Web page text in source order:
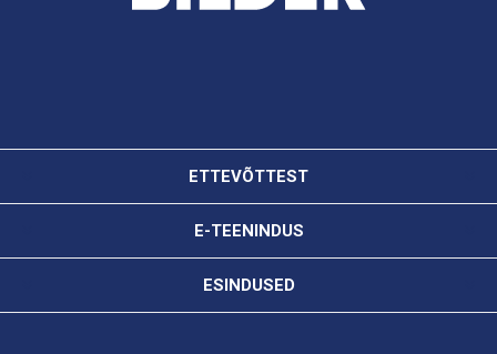
ETTEVÕTTEST
E-TEENINDUS
ESINDUSED